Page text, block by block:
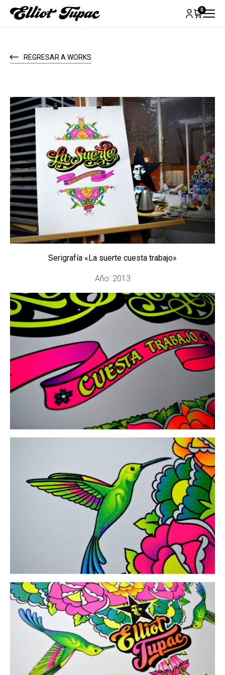
0
REGRESAR A WORKS
Serigrafía «La suerte cuesta trabajo»
Año: 2013